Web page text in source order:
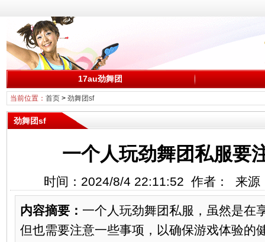
17au劲舞团
当前位置： 首页> 劲舞团sf
劲舞团sf
一个人玩劲舞团私服要
时间：2024/8/4 22:11:52 作者： 来源
内容摘要： 一个人玩劲舞团私服，虽然是在
但也需要注意一些事项，以确保游戏体验的